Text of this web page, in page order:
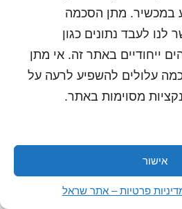
במכשיר. מתן הסכמה
לנו לעבד נתונים כגון
ייחודיים באתר זה. אי מתן
עלולים להשפיע לרעה על
מסוימות באתר.
אישור
פרטיות – אתר שראל
כל הזכויות שמורות לשראל 2018 | עיצוב ותכנות: סטודיו
"היוצרים"